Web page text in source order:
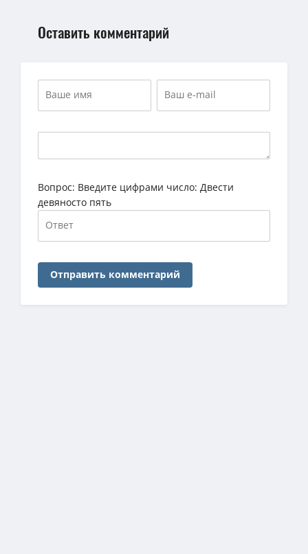
Оставить комментарий
Вопрос: Введите цифрами число: Двести
девяносто пять
Отправить комментарий